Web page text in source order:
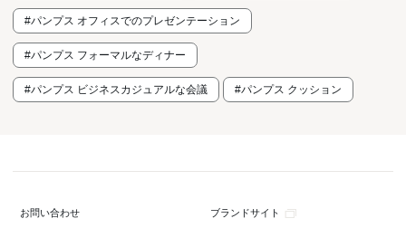
#パンプス オフィスでのプレゼンテーション
#パンプス フォーマルなディナー
#パンプス ビジネスカジュアルな会議 #パンプス クッション
お問い合わせ ブランドサイト